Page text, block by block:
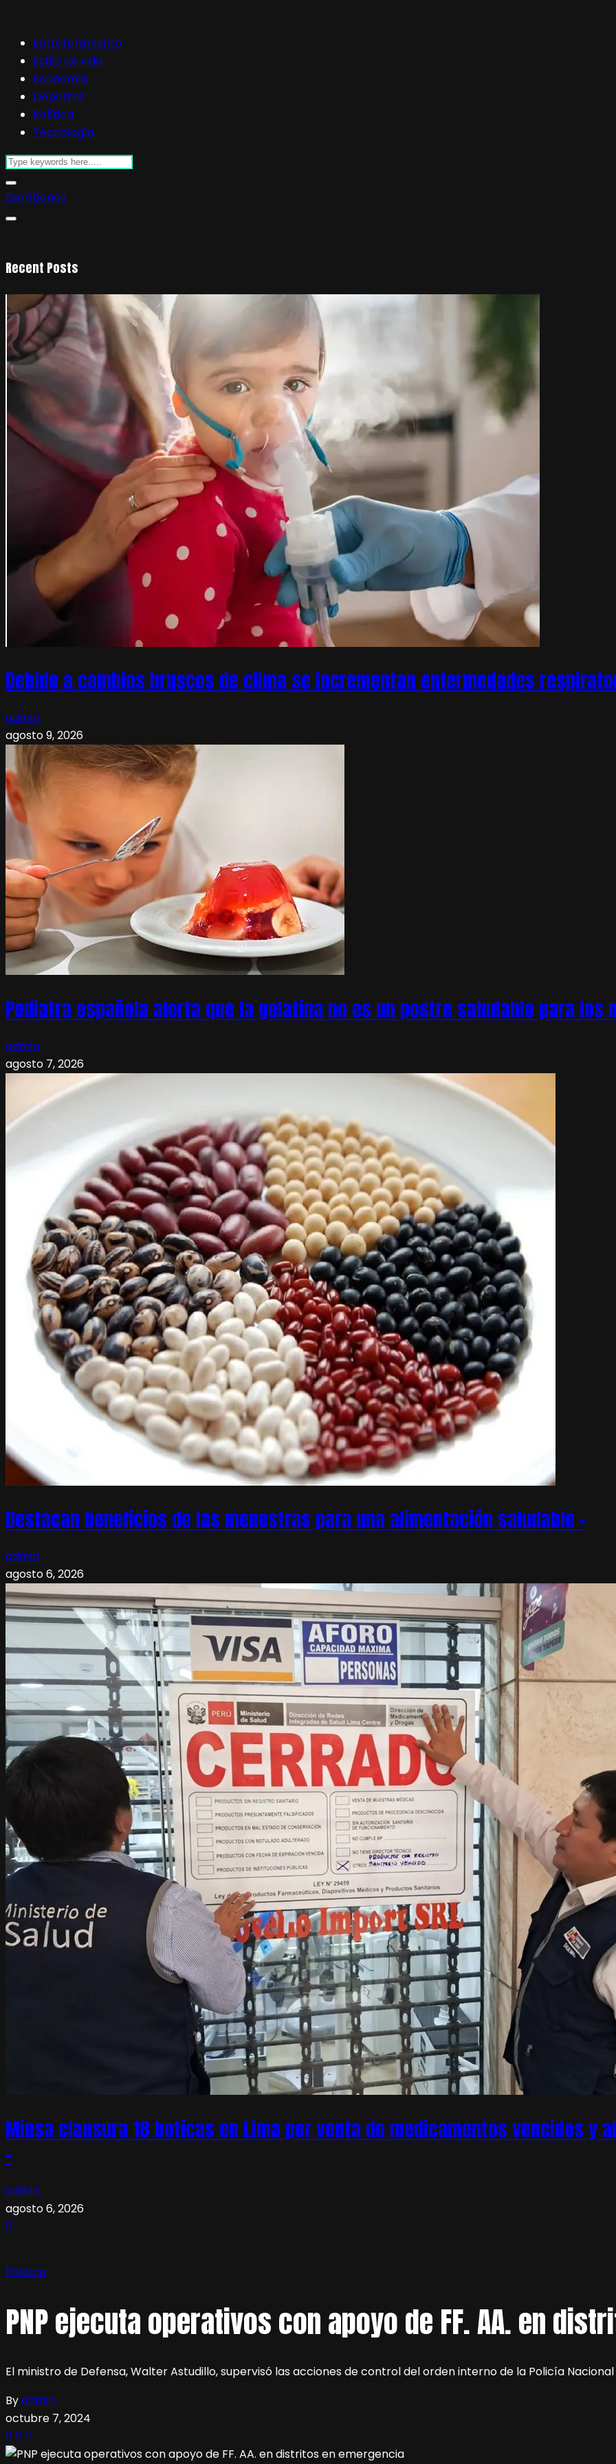
Entretenimiento
Estilo de vida
Economía
Deportes
Política
Tecnología
Escríbenos
Recent Posts
Debido a cambios bruscos de clima se incrementan enfermedades
admin
agosto 9, 2026
Pediatra española alerta que la gelatina no es un postre saludable para los
admin
agosto 7, 2026
Destacan beneficios de las menestras para una alimentación saludable –
admin
agosto 6, 2026
Minsa clausura 18 boticas en Lima por venta de medicamentos vencidos y
–
admin
agosto 6, 2026
Política
PNP ejecuta operativos con apoyo de FF. AA. en
El ministro de Defensa, Walter Astudillo, supervisó las acciones de control del orden interno de la Policía
Byadmin
octubre 7, 2024